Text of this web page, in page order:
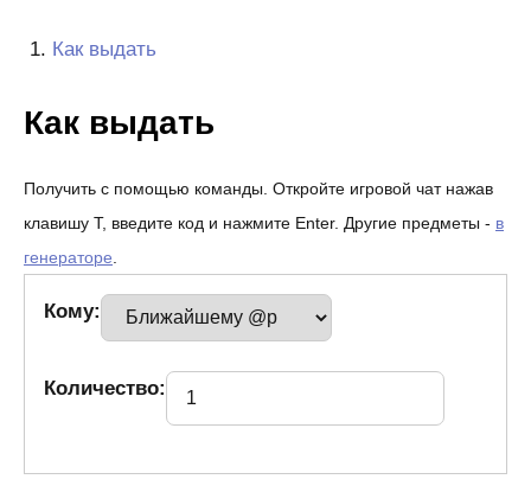
Как выдать
Как выдать
Получить с помощью команды. Откройте игровой чат нажав
клавишу T, введите код и нажмите Enter. Другие предметы - в
генераторе.
Кому:
Количество: